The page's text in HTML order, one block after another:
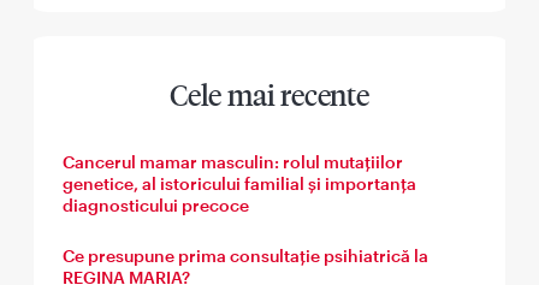
Cele mai recente
Cancerul mamar masculin: rolul mutațiilor
genetice, al istoricului familial și importanța
diagnosticului precoce
Ce presupune prima consultație psihiatrică la
REGINA MARIA?